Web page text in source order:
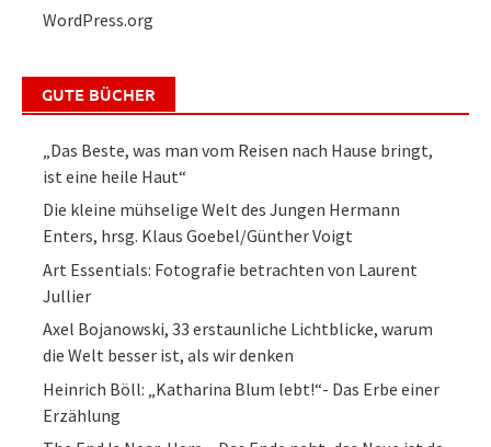
WordPress.org
GUTE BÜCHER
„Das Beste, was man vom Reisen nach Hause bringt,
ist eine heile Haut“
Die kleine mühselige Welt des Jungen Hermann
Enters, hrsg. Klaus Goebel/Günther Voigt
Art Essentials: Fotografie betrachten von Laurent
Jullier
Axel Bojanowski, 33 erstaunliche Lichtblicke, warum
die Welt besser ist, als wir denken
Heinrich Böll: „Katharina Blum lebt!“- Das Erbe einer
Erzählung